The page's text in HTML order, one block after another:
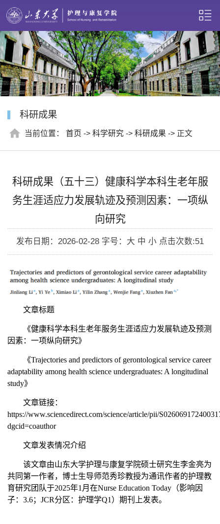
科研成果
当前位置： 首页 -> 科学研究 -> 科研成果 -> 正文
科研成果（五十三）健康科学本科生老年服
务生涯适应力发展轨迹及预测因素：一项纵
向研究
发布日期：2026-02-28 字号：大 中 小 点击次数:51
文章标题
《健康科学本科生老年服务生涯适应力发展轨迹及预测
因素：一项纵向研究》
《Trajectories and predictors of gerontological service career
adaptability among health science undergraduates: A longitudinal
study》
文章链接：
https://www.sciencedirect.com/science/article/pii/
dgcid=coauthor
文章发表情况介绍
该文章由山东大学护理与康复学院硕士研究生李金亮为
共同第一作者，博士生导师范秀珍教授为通讯作者的护理教
育研究团队于2025年1 月在Nurse Education Today （影响因
子： 3.6； JCR分区：护理学Q1 ）期刊上发表。